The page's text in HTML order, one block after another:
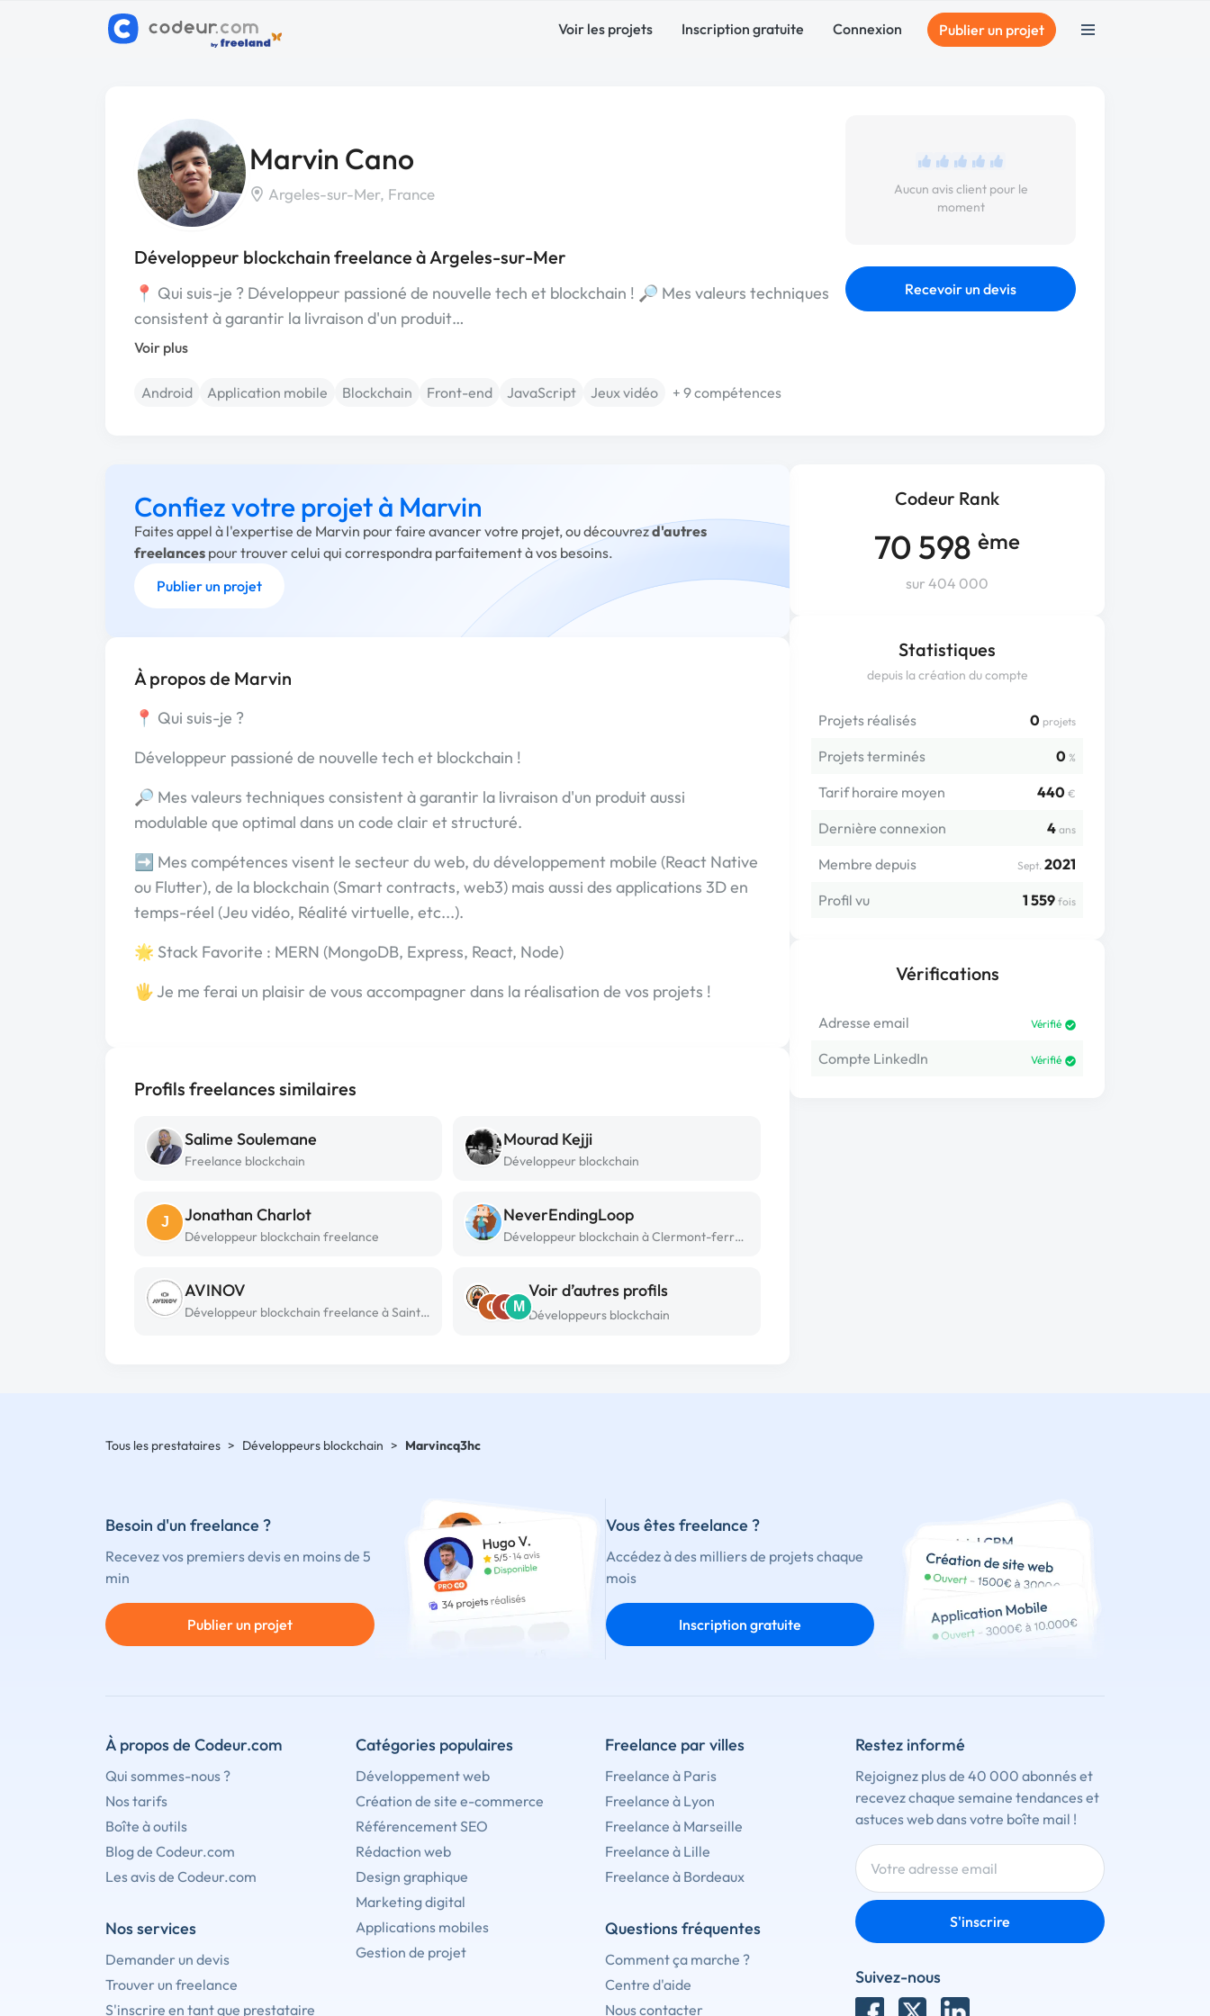
Voir les projets Inscription gratuite Connexion Publier un projet
Marvin Cano
Argeles-sur-Mer, France
Développeur blockchain freelance à Argeles-sur-Mer
📍 Qui suis-je ? Développeur passioné de nouvelle tech et blockchain ! 🔎 Mes valeurs techniques
consistent à garantir la livraison d'un produit…
Voir plus
Android Application mobile Blockchain Front-end JavaScript Jeux vidéo + 9 compétences
Aucun avis client pour le
moment
Recevoir un devis
Codeur Rank
70 598 ème
sur 404 000
Statistiques
depuis la création du compte
Projets réalisés 0 projets
Projets terminés 0 %
Tarif horaire moyen 440 €
Dernière connexion 4 ans
Membre depuis Sept. 2021
Profil vu
1 559 fois
Vérifications
Adresse email Vérifié
Compte LinkedIn Vérifié
Confiez votre projet à Marvin
Faites appel à l'expertise de Marvin pour faire avancer votre projet, ou découvrezd'autres
freelances pour trouver celui qui correspondra parfaitement à vos besoins.
Publier un projet
À propos de Marvin
📍 Qui suis-je ?
Développeur passioné de nouvelle tech et blockchain !
🔎 Mes valeurs techniques consistent à garantir la livraison d'un produit aussi
modulable que optimal dans un code clair et structuré.
➡️ Mes compétences visent le secteur du web, du développement mobile (React Native
ou Flutter), de la blockchain (Smart contracts, web3) mais aussi des applications 3D en
temps-réel (Jeu vidéo, Réalité virtuelle, etc...).
🌟 Stack Favorite : MERN (MongoDB, Express, React, Node)
🖐️ Je me ferai un plaisir de vous accompagner dans la réalisation de vos projets !
Profils freelances similaires
Salime Soulemane
Freelance blockchain
Mourad Kejji
Développeur blockchain
J Jonathan Charlot
Développeur blockchain freelance
NeverEndingLoop
Développeur blockchain à Clermont-ferrand
AVINOV
Développeur blockchain freelance à Saint martin de ré C Q M
Voir d’autres profils
Développeurs blockchain
Tous les prestataires > Développeurs blockchain > Marvincq3hc
Besoin d'un freelance ?
Recevez vos premiers devis en moins de 5
min
Publier un projet
Vous êtes freelance ?
Accédez à des milliers de projets chaque
mois
Inscription gratuite
À propos de Codeur.com
Qui sommes-nous ?
Nos tarifs
Boîte à outils
Blog de Codeur.com
Les avis de Codeur.com
Nos services
Demander un devis
Trouver un freelance
S'inscrire en tant que prestataire
Catégories populaires
Développement web
Création de site e-commerce
Référencement SEO
Rédaction web
Design graphique
Marketing digital
Applications mobiles
Gestion de projet
Freelance par villes
Freelance à Paris
Freelance à Lyon
Freelance à Marseille
Freelance à Lille
Freelance à Bordeaux
Questions fréquentes
Comment ça marche ?
Centre d'aide
Nous contacter
Restez informé
Rejoignez plus de 40 000 abonnés et
recevez chaque semaine tendances et
astuces web dans votre boîte mail !
S'inscrire
Suivez-nous